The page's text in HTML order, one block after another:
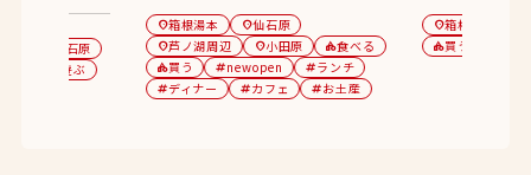
仙石原
遊ぶ
location_on箱根湯本 location_on仙石原
location_on芦ノ湖周辺 location_on小田原 category食べる
category買う tagnewopen tagランチ
tagディナー tagカフェ tagお土産
location_on箱根湯本
category買う